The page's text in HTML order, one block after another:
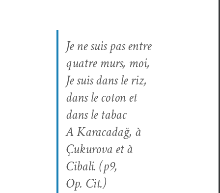
Je ne suis pas entre
qua­tre murs, moi,
Je suis dans le riz,
dans le coton et
dans le tabac
A Kara­cadağ, à
Çukuro­va et à
Cibali. (p9,
Op. Cit.)